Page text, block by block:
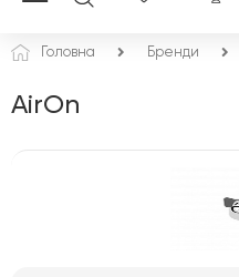
Головна Бренди
AirOn